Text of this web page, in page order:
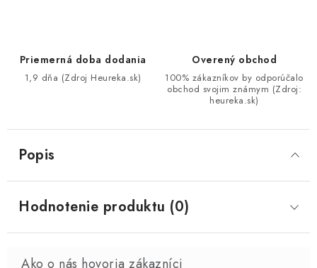
Priemerná doba dodania
1,9 dňa (Zdroj Heureka.sk)
Overený obchod
100% zákazníkov by odporúčalo
obchod svojim známym (Zdroj:
heureka.sk)
Popis
Hodnotenie produktu (0)